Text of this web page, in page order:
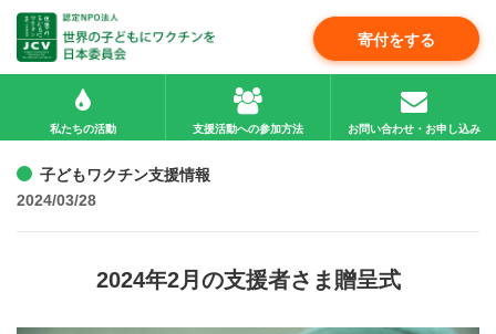
寄付をする
私たちの活動 支援活動への参加方法 お問い合わせ・お申し込み
子どもワクチン支援情報
2024/03/28
2024年2月の支援者さま贈呈式